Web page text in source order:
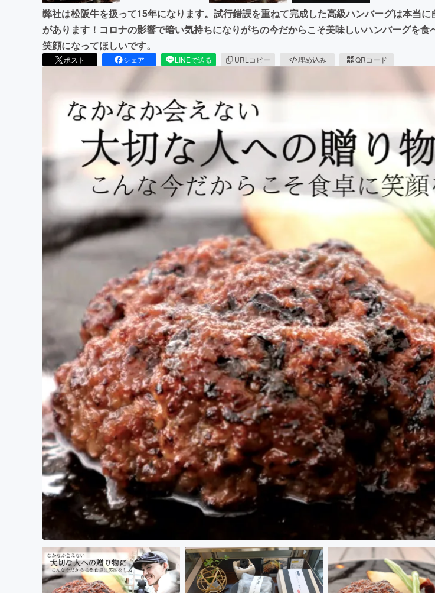
弊社は松阪牛を扱って15年になります。試行錯誤を重ねて完成した高級ハンバーグは本当に
があります！コロナの影響で暗い気持ちになりがちの今だからこそ美味しいハンバーグを食
笑顔になってほしいです。
ポスト シェア LINEで送る URLコピー 埋め込み QRコード